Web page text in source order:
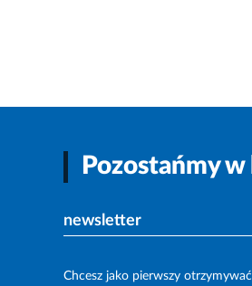
Pozostańmy
newsletter
Chcesz jako pierwszy